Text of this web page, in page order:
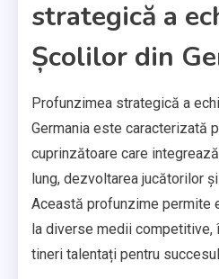
strategică a
Școlilor din
Profunzimea strategică a
Germania este caracterizată
cuprinzătoare care
lung, dezvoltarea jucătorilor
Această profunzime permite
la diverse medii competitive,
tineri talentați pentru